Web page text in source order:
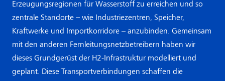
Erzeugungsregionen für Wasserstoff zu erreichen und so
zentrale Standorte – wie Industriezentren, Speicher,
Kraftwerke und Importkorridore – anzubinden. Gemeinsam
mit den anderen Fernleitungsnetzbetreibern haben wir
dieses Grundgerüst der H2-Infrastruktur modelliert und
geplant. Diese Transportverbindungen schaffen die